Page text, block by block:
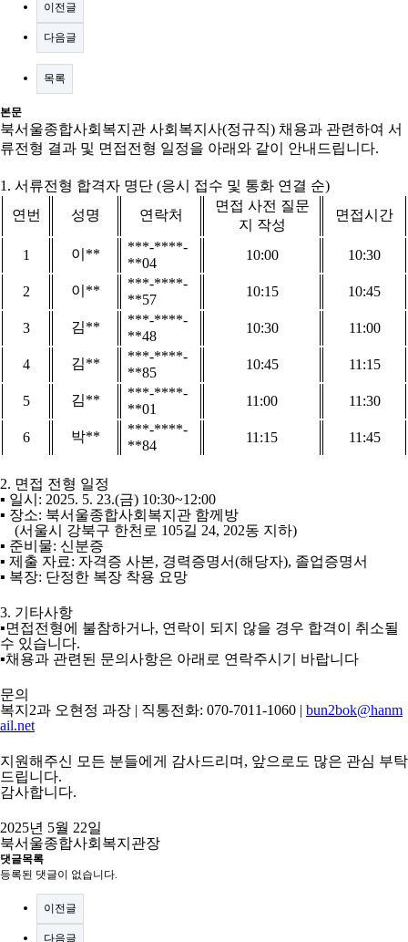
이전글
다음글
목록
본문
북서울종합사회복지관 사회복지사(정규직) 채용과 관련하여 서
류전형 결과 및 면접전형 일정을 아래와 같이 안내드립니다.
1. 서류전형 합격자 명단 (응시 접수 및 통화 연결 순)
연번
성명 연락처
면접 사전 질문
지 작성
면접시간
1 이 **
***-****-
**04
10:00 10:30
2 이 **
***-****-
**57
10:15 10:45
3 김**
***-****-
**48
10:30 11:00
4 김**
***-****-
**85
10:45 11:15
5 김**
***-****-
**01
11:00 11:30
6 박**
***-****-
**84
11:15 11:45
2. 면접 전형 일정
▪ 일시 : 2025. 5. 23.(금) 10:30~12:00
▪ 장소: 북서울종합사회복지관 함께방
(서울시 강북구 한천로 105길 24, 202동 지하)
▪ 준비물: 신분증
▪ 제출 자료: 자격증 사본, 경력증명서(해당자), 졸업증명서
▪ 복장: 단정한 복장 착용 요망
3. 기타사항
▪면접전형에 불참하거나, 연락이 되지 않을 경우 합격이 취소될
수 있습니다.
▪채용과 관련된 문의사항은 아래로 연락주시기 바랍니다
문의
복지 2과 오현정 과장 | 직통전화: 070-7011-1060 | bun2bok@hanm
ail.net
지원해주신 모든 분들에게 감사드리며 , 앞으로도 많은 관심 부탁
드립니다.
감사합니다.
2025년 5월 22일
북서울종합사회복지관장
댓글목록
등록된 댓글이 없습니다.
이전글
다음글